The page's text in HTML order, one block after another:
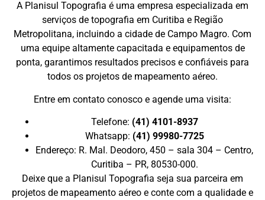
A Planisul Topografia é uma empresa especializada em
serviços de topografia em Curitiba e Região
Metropolitana, incluindo a cidade de Campo Magro. Com
uma equipe altamente capacitada e equipamentos de
ponta, garantimos resultados precisos e confiáveis para
todos os projetos de mapeamento aéreo.
Entre em contato conosco e agende uma visita:
Telefone: (41) 4101-8937
Whatsapp: (41) 99980-7725
Endereço: R. Mal. Deodoro, 450 – sala 304 – Centro,
Curitiba – PR, 80530-000.
Deixe que a Planisul Topografia seja sua parceira em
projetos de mapeamento aéreo e conte com a qualidade e